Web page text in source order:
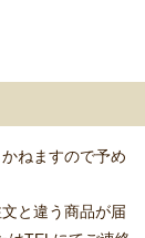
ねますので予め
と違う商品が届